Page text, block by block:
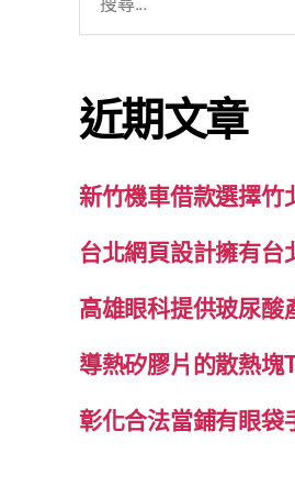
字:
近期文章
新竹機車借款選擇竹
台北網頁設計擁有
高雄眼科提供玻尿酸
導熱矽膠片的散熱
彰化合法當鋪有眼袋